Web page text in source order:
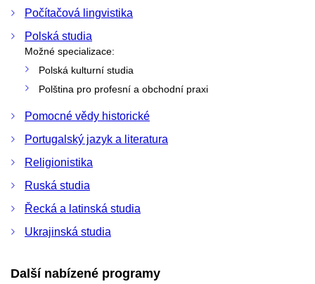
Počítačová lingvistika
Polská studia
Možné specializace:
Polská kulturní studia
Polština pro profesní a obchodní praxi
Pomocné vědy historické
Portugalský jazyk a literatura
Religionistika
Ruská studia
Řecká a latinská studia
Ukrajinská studia
Další nabízené programy